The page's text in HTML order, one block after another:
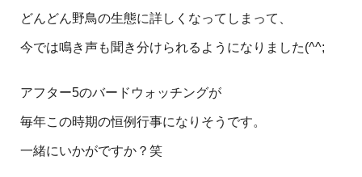
どんどん野鳥の生態に詳しくなってしまって、
今では鳴き声も聞き分けられるようになりました(^^;
アフター5のバードウォッチングが
毎年この時期の恒例行事になりそうです。
一緒にいかがですか？笑